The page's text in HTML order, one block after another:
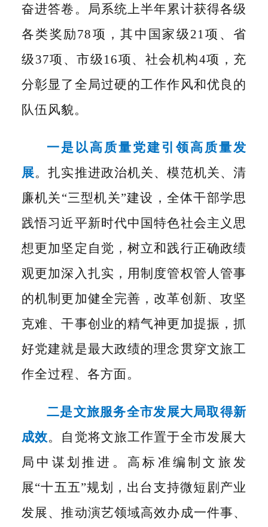
奋进答卷。局系统上半年累计获得各级
各类奖励78项，其中国家级21项、省
级37项、市级16项、社会机构4项，充
分彰显了全局过硬的工作作风和优良的
队伍风貌。
一是以高质量党建引领高质量发
展。扎实推进政治机关、模范机关、清
廉机关“三型机关”建设，全体干部学思
践悟习近平新时代中国特色社会主义思
想更加坚定自觉，树立和践行正确政绩
观更加深入扎实，用制度管权管人管事
的机制更加健全完善，改革创新、攻坚
克难、干事创业的精气神更加提振，抓
好党建就是最大政绩的理念贯穿文旅工
作全过程、各方面。
二是文旅服务全市发展大局取得新
成效。
自觉将文旅工作置于全市发展大
局中谋划推进。高标准编制文旅发
展“十五五”规划，出台支持微短剧产业
发展、推动演艺领域高效办成一件事、